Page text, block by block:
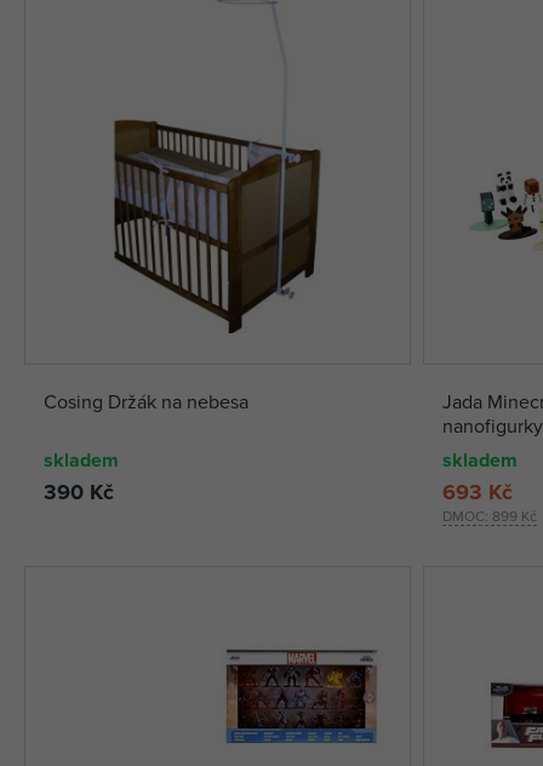
Cosing Držák na nebesa
skladem
390 Kč
Jada
skladem
DMOC: 899 Kč
693 Kč